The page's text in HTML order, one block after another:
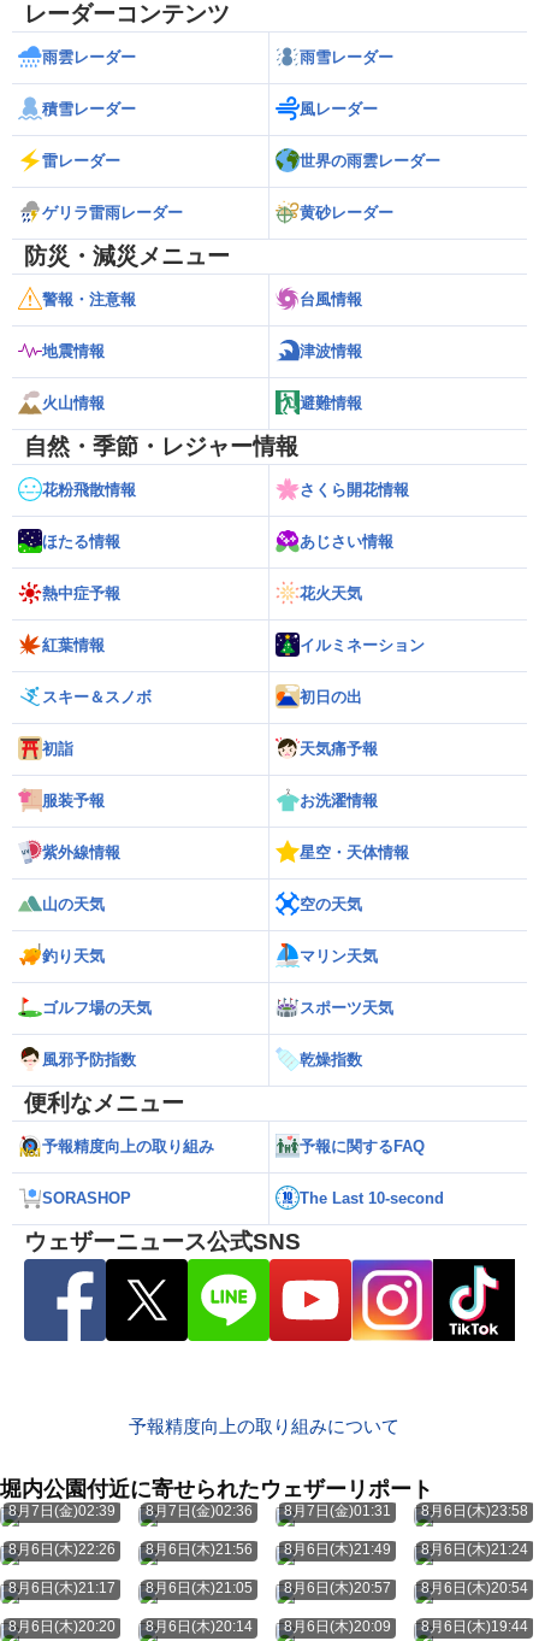
レーダーコンテンツ
雨雲レーダー 雨雪レーダー
積雪レーダー 風レーダー
雷レーダー 世界の雨雲レーダー
ゲリラ雷雨レーダー 黄砂レーダー
防災・減災メニュー
警報・注意報 台風情報
地震情報 津波情報
火山情報 避難情報
自然・季節・レジャー情報
花粉飛散情報 さくら開花情報
ほたる情報 あじさい情報
熱中症予報 花火天気
紅葉情報 イルミネーション
スキー＆スノボ 初日の出
初詣 天気痛予報
服装予報 お洗濯情報
紫外線情報 星空・天体情報
山の天気 空の天気
釣り天気 マリン天気
ゴルフ場の天気 スポーツ天気
風邪予防指数 乾燥指数
便利なメニュー
予報精度向上の取り組み 予報に関するFAQ
SORASHOP The Last 10-second
ウェザーニュース公式SNS
予報精度向上の取り組みについて
堀内公園付近に寄せられたウェザーリポート
8月7日(金)02:39 8月7日(金)02:36 8月7日(金)01:31 8月6日(木)23:58
8月6日(木)22:26 8月6日(木)21:56 8月6日(木)21:49 8月6日(木)21:24
8月6日(木)21:17 8月6日(木)21:05 8月6日(木)20:57 8月6日(木)20:54
8月6日(木)20:20 8月6日(木)20:14 8月6日(木)20:09 8月6日(木)19:44